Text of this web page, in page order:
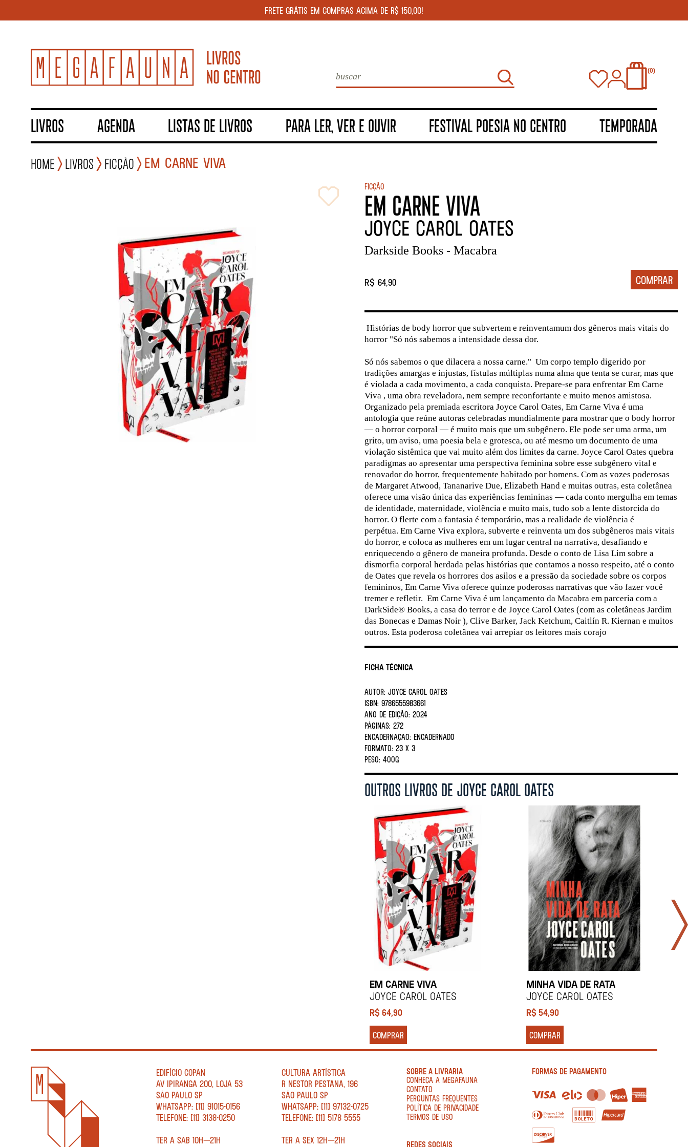
FRETE GRÁTIS EM COMPRAS ACIMA DE R$ 150,00!
0
LIVROS AGENDA LISTAS DE LIVROS PARA LER, VER E OUVIR FESTIVAL POESIA NO CENTRO TEMPORADA
Home Livros Ficção EM CARNE VIVA
Ficção
EM CARNE VIVA
JOYCE CAROL OATES
Darkside Books - Macabra
R$ 64,90
Ficha Técnica
AUTOR: JOYCE CAROL OATES
ISBN: 9786555983661
ANO DE EDIÇÃO: 2024
PÁGINAS: 272
ENCADERNAÇÃO: ENCADERNADO
FORMATO: 23 X 3
PESO: 400G
Histórias de body horror que subvertem e reinventamum dos gêneros mais vitais do
horror "Só nós sabemos a intensidade dessa dor.
Só nós sabemos o que dilacera a nossa carne." Um corpo templo digerido por
tradições amargas e injustas, fístulas múltiplas numa alma que tenta se curar, mas que
é violada a cada movimento, a cada conquista. Prepare-se para enfrentar Em Carne
Viva , uma obra reveladora, nem sempre reconfortante e muito menos amistosa.
Organizado pela premiada escritora Joyce Carol Oates, Em Carne Viva é uma
antologia que reúne autoras celebradas mundialmente para mostrar que o body horror
— o horror corporal — é muito mais que um subgênero. Ele pode ser uma arma, um
grito, um aviso, uma poesia bela e grotesca, ou até mesmo um documento de uma
violação sistêmica que vai muito além dos limites da carne. Joyce Carol Oates quebra
paradigmas ao apresentar uma perspectiva feminina sobre esse subgênero vital e
renovador do horror, frequentemente habitado por homens. Com as vozes poderosas
de Margaret Atwood, Tananarive Due, Elizabeth Hand e muitas outras, esta coletânea
oferece uma visão única das experiências femininas — cada conto mergulha em temas
de identidade, maternidade, violência e muito mais, tudo sob a lente distorcida do
horror. O flerte com a fantasia é temporário, mas a realidade de violência é
perpétua. Em Carne Viva explora, subverte e reinventa um dos subgêneros mais vitais
do horror, e coloca as mulheres em um lugar central na narrativa, desafiando e
enriquecendo o gênero de maneira profunda. Desde o conto de Lisa Lim sobre a
dismorfia corporal herdada pelas histórias que contamos a nosso respeito, até o conto
de Oates que revela os horrores dos asilos e a pressão da sociedade sobre os corpos
femininos, Em Carne Viva oferece quinze poderosas narrativas que vão fazer você
tremer e refletir. Em Carne Viva é um lançamento da Macabra em parceria com a
DarkSide® Books, a casa do terror e de Joyce Carol Oates (com as coletâneas Jardim
das Bonecas e Damas Noir ), Clive Barker, Jack Ketchum, Caitlín R. Kiernan e muitos
outros. Esta poderosa coletânea vai arrepiar os leitores mais corajo
OUTROS LIVROS DE JOYCE CAROL OATES
EM CARNE VIVA
JOYCE CAROL OATES
R$64,90
COMPRAR
MINHA VIDA DE RATA
JOYCE CAROL OATES
R$54,90
COMPRAR
EDIFÍCIO COPAN
AV IPIRANGA 200, LOJA 53
SÃO PAULO SP
WHATSAPP: [11] 91015-0156
TELEFONE: [11] 3138-0250
TER A SÁB 10H—21H
CULTURA ARTÍSTICA
R NESTOR PESTANA, 196
SÃO PAULO SP
WHATSAPP: [11] 97132-0725
TELEFONE: [11] 5178 5555
TER A SEX 12H—21H
SOBRE A LIVRARIA
CONHEÇA A MEGAFAUNA
CONTATO
PERGUNTAS FREQUENTES
POLÍTICA DE PRIVACIDADE
TERMOS DE USO
REDES SOCIAIS
FORMAS DE PAGAMENTO